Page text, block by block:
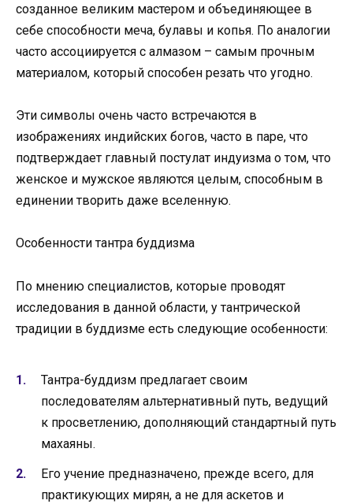
созданное великим мастером и объединяющее в
себе способности меча, булавы и копья. По аналогии
часто ассоциируется с алмазом – самым прочным
материалом, который способен резать что угодно.
Эти символы очень часто встречаются в
изображениях индийских богов, часто в паре, что
подтверждает главный постулат индуизма о том, что
женское и мужское являются целым, способным в
единении творить даже вселенную.
Особенности тантра буддизма
По мнению специалистов, которые проводят
исследования в данной области, у тантрической
традиции в буддизме есть следующие особенности:
Тантра-буддизм предлагает своим
последователям альтернативный путь, ведущий
к просветлению, дополняющий стандартный путь
махаяны.
Его учение предназначено, прежде всего, для
практикующих мирян, а не для аскетов и